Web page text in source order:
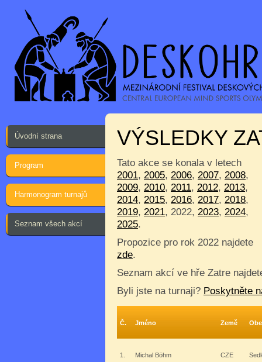
Úvodní strana
Program
Harmonogram turnajů
Seznam všech akcí
VÝSLEDKY
Tato akce se konala v letech
2001, 2005, 2006, 2007, 2008,
2009, 2010, 2011, 2012, 2013,
2014, 2015, 2016, 2017, 2018,
2019, 2021, 2022, 2023, 2024,
2025.
Propozice pro rok 2022 najdete
zde.
Seznam akcí ve hře Zatre
Byli jste na turnaji? Poskytněte
Č. Jméno Země
1. Michal Böhm CZE